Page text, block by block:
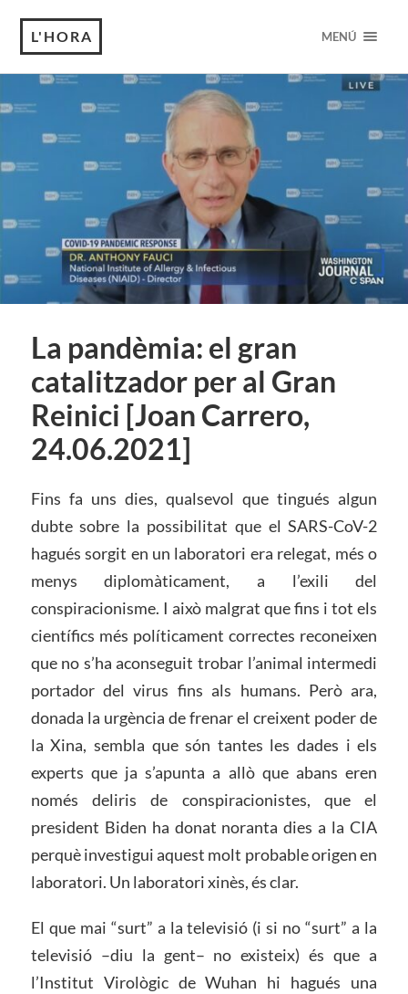
L'HORA MENÚ
La pandèmia: el gran
catalitzador per al Gran
Reinici [Joan Carrero,
24.06.2021]
Fins fa uns dies, qualsevol que tingués algun
dubte sobre la possibilitat que el SARS-CoV-2
hagués sorgit en un laboratori era relegat, més o
menys diplomàticament, a l’exili del
conspiracionisme. I això malgrat que fins i tot els
científics més políticament correctes reconeixen
que no s’ha aconseguit trobar l’animal intermedi
portador del virus fins als humans. Però ara,
donada la urgència de frenar el creixent poder de
la Xina, sembla que són tantes les dades i els
experts que ja s’apunta a allò que abans eren
només deliris de conspiracionistes, que el
president Biden ha donat noranta dies a la CIA
perquè investigui aquest molt probable origen en
laboratori. Un laboratori xinès, és clar.
El que mai “surt” a la televisió (i si no “surt” a la
televisió –diu la gent– no existeix) és que a
l’Institut Virològic de Wuhan hi hagués una